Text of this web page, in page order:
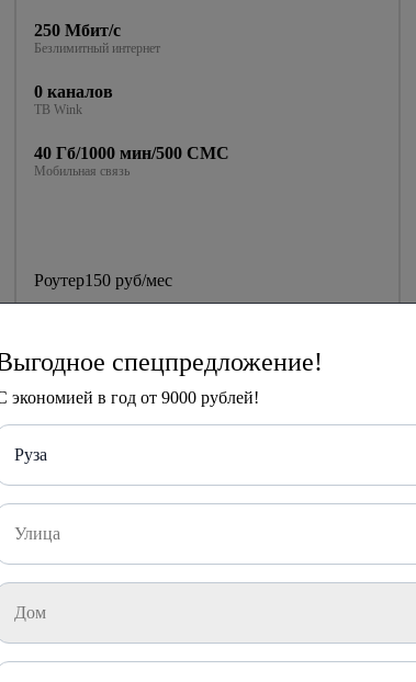
250 Мбит/с
Безлимитный интернет
0 каналов
ТВ Wink
40 Гб/1000 мин/500 СМС
Мобильная связь
Роутер150 руб/мес
Подключить
связью
спецпредложение!
экономией в год от 9000 рублей!
Руза